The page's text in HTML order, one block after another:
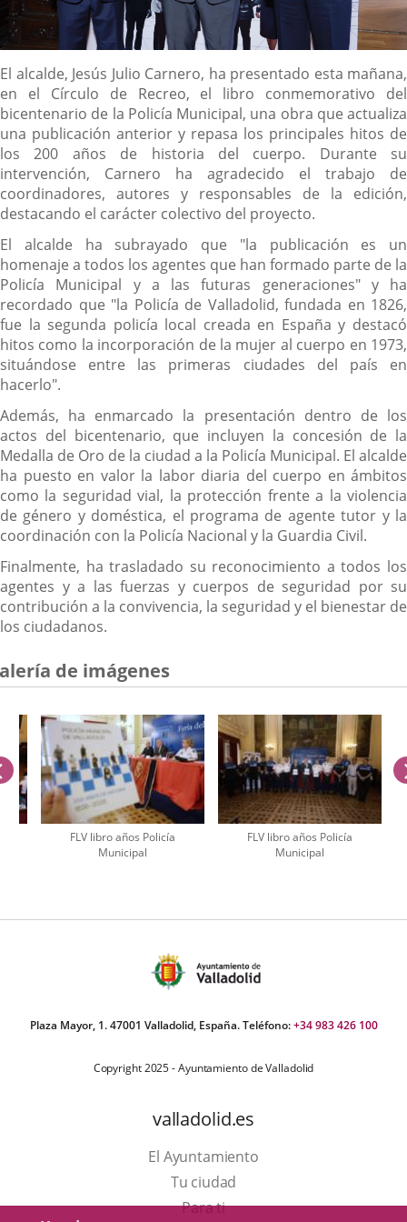
Descripción
El alcalde, Jesús Julio Carnero, ha presentado esta mañana,
en el Círculo de Recreo, el libro conmemorativo del
bicentenario de la Policía Municipal, una obra que actualiza
una publicación anterior y repasa los principales hitos de
los 200 años de historia del cuerpo. Durante su
intervención, Carnero ha agradecido el trabajo de
coordinadores, autores y responsables de la edición,
destacando el carácter colectivo del proyecto.
El alcalde ha subrayado que "la publicación es un
homenaje a todos los agentes que han formado parte de la
Policía Municipal y a las futuras generaciones" y ha
recordado que "la Policía de Valladolid, fundada en 1826,
fue la segunda policía local creada en España y destacó
hitos como la incorporación de la mujer al cuerpo en 1973,
situándose entre las primeras ciudades del país en
hacerlo".
Además, ha enmarcado la presentación dentro de los
actos del bicentenario, que incluyen la concesión de la
Medalla de Oro de la ciudad a la Policía Municipal. El alcalde
ha puesto en valor la labor diaria del cuerpo en ámbitos
como la seguridad vial, la protección frente a la violencia
de género y doméstica, el programa de agente tutor y la
coordinación con la Policía Nacional y la Guardia Civil.
Finalmente, ha trasladado su reconocimiento a todos los
agentes y a las fuerzas y cuerpos de seguridad por su
contribución a la convivencia, la seguridad y el bienestar de
los ciudadanos.
de imágenes
FLV libro años Policía
Municipal
FLV libro años Policía
Municipal
anterior
Plaza Mayor, 1. 47001 Valladolid, España. Teléfono:+34 983 426 100
Copyright 2025 - Ayuntamiento de Valladolid
valladolid.es
El Ayuntamiento
Tu ciudad
Para ti